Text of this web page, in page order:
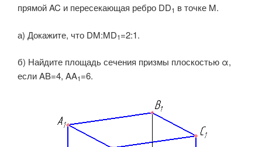
прямойAC и пересекающая ребро DD1 в точке M.
а) Докажите, что DM:MD1=2:1.
б) Найдите площадь сечения призмы плоскостью α,
еслиAB=4, AA1=6.